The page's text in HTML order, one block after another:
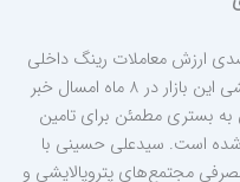
بورس انرژی ایران از رشد ۹۹ درصدی ارزش معاملات رینگ داخلی
بازار هیدروکربوری و فرآورده‌های پتروپالایشی این بازار در ۸ ماه امسال خبر
بستری مطمئن برای تامین
شده است. سیدعلی حسینی با
مجتمع‌های پتروپالایشی و